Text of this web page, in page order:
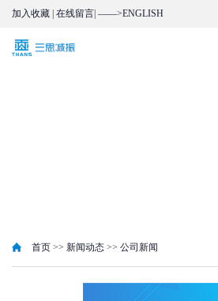
加入收藏 在线留言 ——>ENGLISH
首页 >> 新闻动态 >> 公司新闻